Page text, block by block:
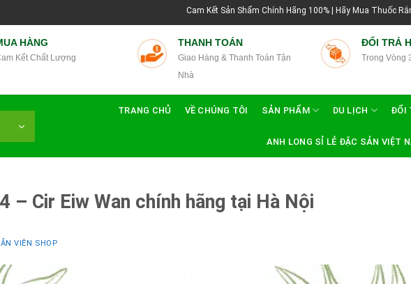
Cam Kết Sản Shẩm Chính Hãng 100% | Hãy Mua Thuốc Rắn Thái Lan Tại
HÀNG
Kết Chất Lượng
THANH TOÁN
Giao Hàng & Thanh Toán Tận
Nhà
ĐỔI TRẢ
Trong Vòng
TRANG CHỦ VỀ CHÚNG TÔI SẢN PHẨM DU LỊCH ĐỔI
ANH LONG SỈ LẺ ĐẶC SẢN VIỆT
– Cir Eiw Wan chính hãng tại Hà Nội
VIÊN SHOP